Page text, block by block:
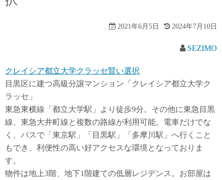
2021年6月5日 2024年7月10日
SEZIMO
クレイシア都立大学クラッセ賢い選択
目黒区に建つ高級分譲マンション「クレイシア都立大学ク
ラッセ」
東急東横線「都立大学駅」より徒歩9分。その他に東急目黒
線、東急大井町線と複数の路線が利用可能。電車だけでな
く、バスで「東京駅」「目黒駅」「多摩川駅」へ行くこと
もでき、利便性の高い好アクセスな環境となっておりま
す。
物件は地上3階、地下1階建ての低層レジデンス。お部屋は